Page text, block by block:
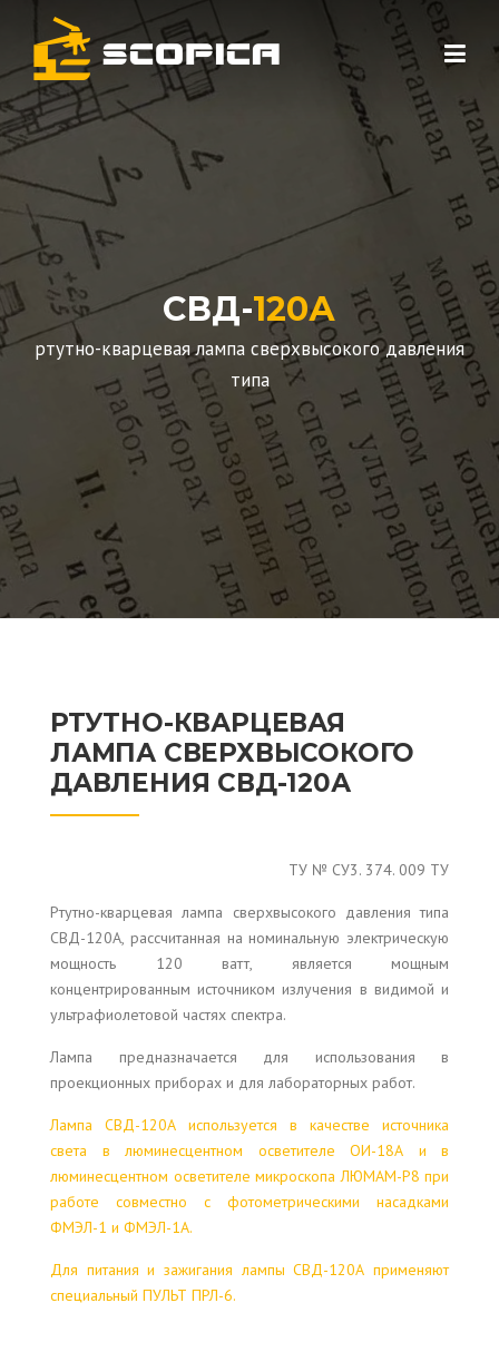
Skip to content
СВД-120А
ртутно-кварцевая лампа сверхвысокого давления
типа
РТУТНО-КВАРЦЕВАЯ
ЛАМПА СВЕРХВЫСОКОГО
ДАВЛЕНИЯ СВД-120А
ТУ № СУ3. 374. 009 ТУ
Ртутно-кварцевая лампа сверхвысокого давления типа
СВД-120А, рассчитанная на номинальную электрическую
мощность 120 ватт, является мощным
концентрированным источником излучения в видимой и
ультрафиолетовой частях спектра.
Лампа предназначается для использования в
проекционных приборах и для лабораторных работ.
Лампа СВД-120А используется в качестве источника
света в люминесцентном осветителе ОИ-18А и в
люминесцентном осветителе микроскопа ЛЮМАМ-Р8 при
работе совместно с фотометрическими насадками
ФМЭЛ-1 и ФМЭЛ-1А.
Для питания и зажигания лампы СВД-120А применяют
специальный ПУЛЬТ ПРЛ-6.